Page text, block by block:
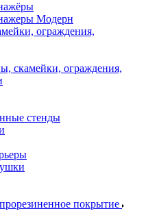
Модерн
ограждения,
скамейки, ограждения,
стенды
покрытие